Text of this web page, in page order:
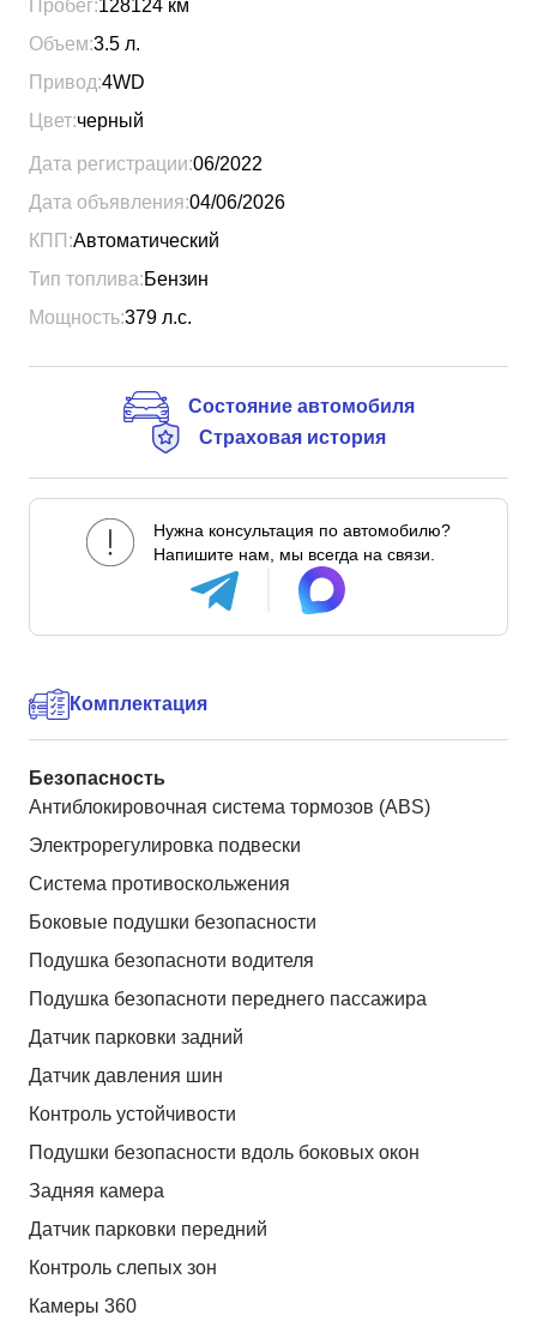
Пробег:128124 км
Объем:3.5 л.
Привод:4WD
Цвет:черный
Дата регистрации:06/2022
Дата объявления:04/06/2026
КПП:Автоматический
Тип топлива:Бензин
Мощность:379 л.с.
Состояние автомобиля
Страховая история
Нужна консультация по автомобилю?
Напишите нам, мы всегда на связи.
Комплектация
Безопасность
Антиблокировочная система тормозов (ABS)
Электрорегулировка подвески
Система противоскольжения
Боковые подушки безопасности
Подушка безопасноти водителя
Подушка безопасноти переднего пассажира
Датчик парковки задний
Датчик давления шин
Контроль устойчивости
Подушки безопасности вдоль боковых окон
Задняя камера
Датчик парковки передний
Контроль слепых зон
Камеры 360